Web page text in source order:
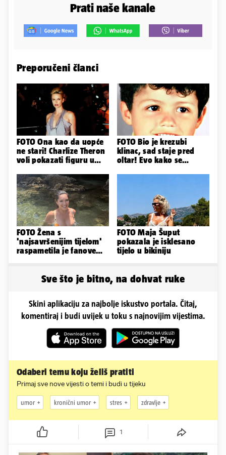
Prati naše kanale
Preporučeni članci
FOTO Ona kao da uopće
ne stari! Charlize Theron
voli pokazati figuru u
FOTO Bio je krezubi
klinac, sad staje pred
oltar! Evo kako se
FOTO Žena s
'najsavršenijim tijelom'
raspametila je fanove
FOTO Maja Šuput
pokazala je isklesano
tijelo u bikiniju
Sve što je bitno, na dohvat ruke
Skini aplikaciju za najbolje iskustvo portala. Čitaj,
komentiraj i budi uvijek u toku s najnovijim vijestima.
Odaberi temu koju želiš pratiti
Primaj sve nove vijesti o temi i budi u tijeku
umor kronični umor stres zdravlje
1